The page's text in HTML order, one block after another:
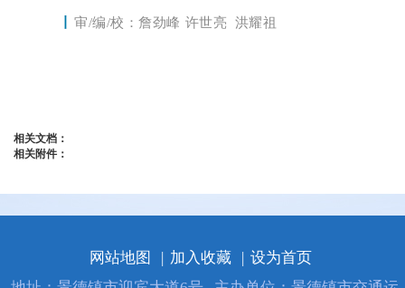
丨审/编/校：詹劲峰 许世亮 洪耀祖
相关文档：
相关附件：
网站地图 | 加入收藏 | 设为首页